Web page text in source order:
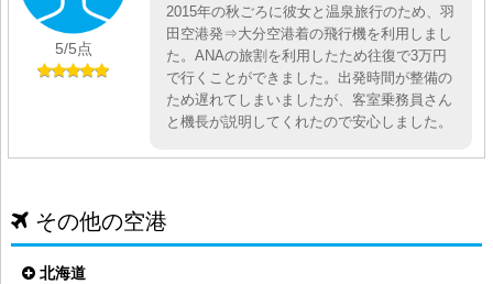
5/5点
2015年の秋ごろに彼女と温泉旅行のため、羽
田空港発⇒大分空港着の飛行機を利用しまし
た。ANAの旅割を利用したため往復で3万円
で行くことができました。出発時間が整備の
ため遅れてしまいましたが、客室乗務員さん
と機長が説明してくれたので安心しました。
その他の空港
北海道